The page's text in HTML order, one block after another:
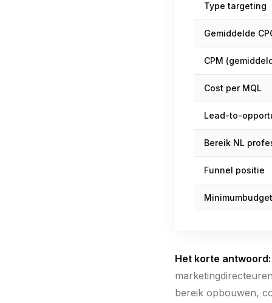
Type targeting
Gemiddelde
CPM
Cost per MQL
Lead-to-
Bereik NL
Funnel positie
Minimumbudget
Het korte antwoord:
bereik opbouwen,